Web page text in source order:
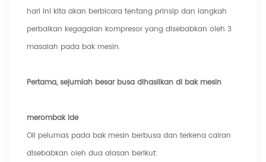
hari ini kita akan berbicara tentang prinsip dan langkah
perbaikan kegagalan kompresor yang disebabkan oleh 3
masalah pada bak mesin.
Pertama, sejumlah besar busa dihasilkan di bak mesin
merombak ide
Oli pelumas pada bak mesin berbusa dan terkena cairan
disebabkan oleh dua alasan berikut: